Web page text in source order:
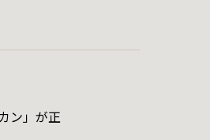
ン」が正